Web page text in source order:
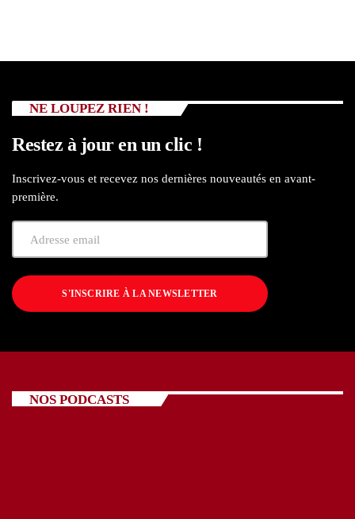
NE LOUPEZ RIEN !
Restez à jour en un clic !
Inscrivez-vous et recevez nos dernières nouveautés en avant-
première.
S'INSCRIRE À LA NEWSLETTER
NOS PODCASTS